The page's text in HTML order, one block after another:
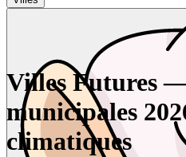
Villes Futures
municipales
climatiques